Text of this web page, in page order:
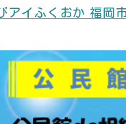
イふくおか 福岡